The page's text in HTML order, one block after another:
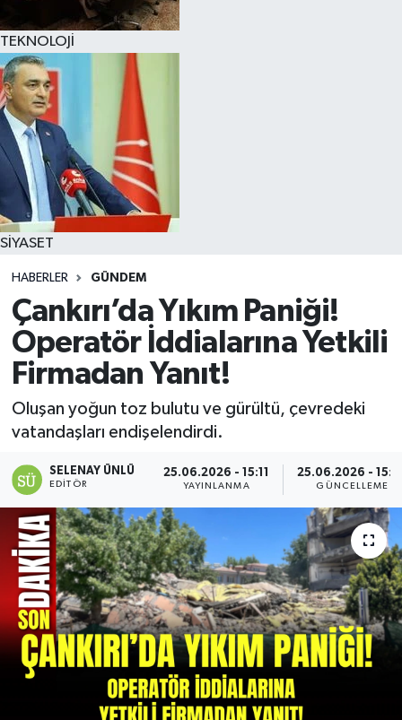
TEKNOLOJİ
SİYASET
HABERLER GÜNDEM
Çankırı’da Yıkım Paniği!
Operatör İddialarına Yetkili
Firmadan Yanıt!
Oluşan yoğun toz bulutu ve gürültü, çevredeki
vatandaşları endişelendirdi.
SELENAY ÜNLÜ
EDITÖR
25.06.2026 - 15:11
YAYINLANMA
25.06.2026 -
GÜNCELLEME